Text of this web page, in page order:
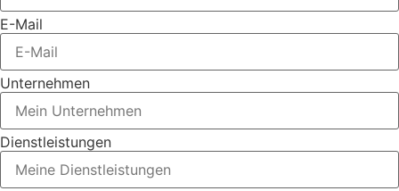
E-Mail
Unternehmen
Dienstleistungen